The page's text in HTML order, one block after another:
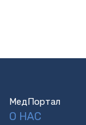
МедПортал
О НАС